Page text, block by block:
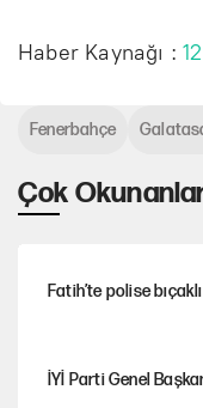
Haber Kaynağı :
Çok
Fatih’te polise
İYİ Parti Genel
Fenerbahçe